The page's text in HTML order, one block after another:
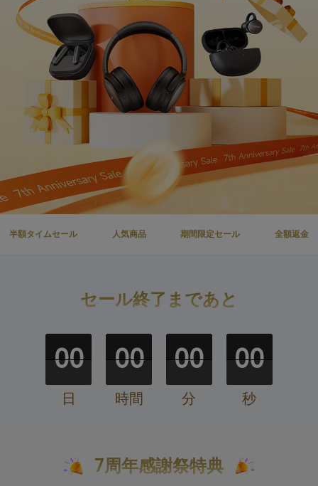
半額タイムセール 人気商品 期間限定セール 全額返金
セール終了まであと
00
日
00
時間
00
分
00
秒
7周年感謝祭特典